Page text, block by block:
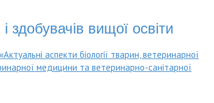
вищої освіти
аспекти біології тварин, ветеринарної
медицини та ветеринарно-санітарної